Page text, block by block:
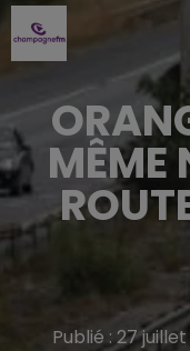
MÊME
Publié : 27